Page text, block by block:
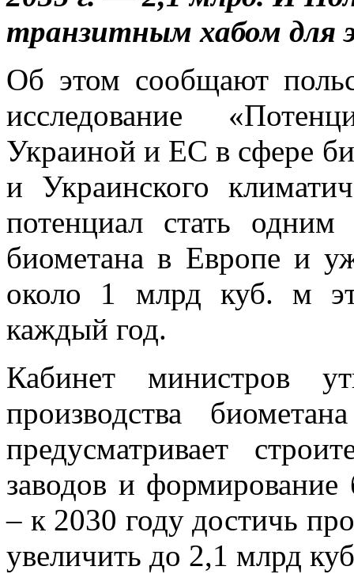
транзитным хабом для
Об этом сообщают
исследование
Украиной и ЕС в сфере
и Украинского
потенциал стать
биометана в Европе и
около 1 млрд куб. м
каждый год.
Кабинет министров
производства
предусматривает
заводов и
– к 2030 году достичь
увеличить до 2,1 млрд